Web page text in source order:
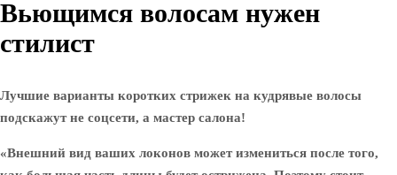
Вьющимся волосам нужен
стилист
Лучшие варианты коротких стрижек на кудрявые волосы
подскажут не соцсети, а мастер салона!
«Внешний вид ваших локонов может измениться после того,